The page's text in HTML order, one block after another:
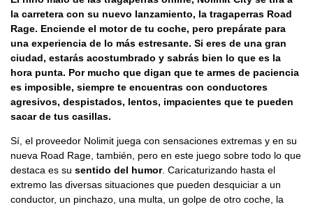
la carretera con su nuevo lanzamiento, la tragaperras Road
Rage. Enciende el motor de tu coche, pero prepárate para
una experiencia de lo más estresante. Si eres de una gran
ciudad, estarás acostumbrado y sabrás bien lo que es la
hora punta. Por mucho que digan que te armes de paciencia
es imposible, siempre te encuentras con conductores
agresivos, despistados, lentos, impacientes que te pueden
sacar de tus casillas.
Sí, el proveedor Nolimit juega con sensaciones extremas y en su
nueva Road Rage, también, pero en este juego sobre todo lo que
destaca es su sentido del humor. Caricaturizando hasta el
extremo las diversas situaciones que pueden desquiciar a un
conductor, un pinchazo, una multa, un golpe de otro coche, la